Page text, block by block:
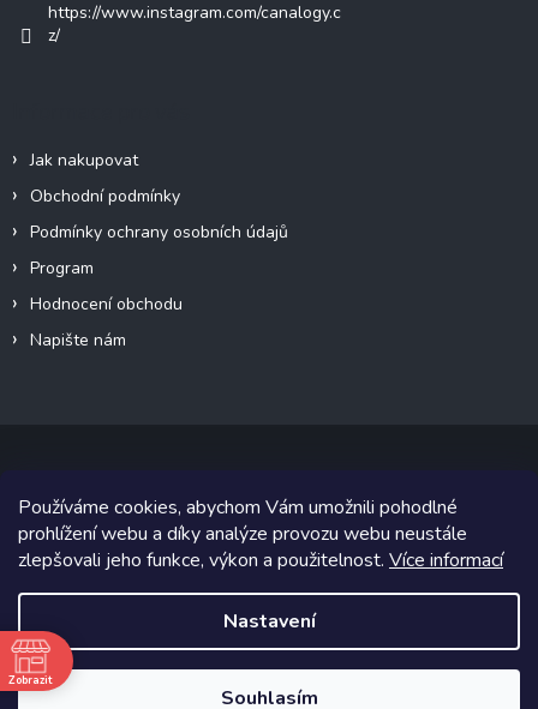
Používáme cookies, abychom Vám umožnili pohodlné
prohlížení webu a díky analýze provozu webu neustále
zlepšovali jeho funkce, výkon a použitelnost. Více informací
Nastavení
Souhlasím
https://www.instagram.com/canalogy.c
z/
Jak nakupovat
Obchodní podmínky
Podmínky ochrany osobních údajů
Program
Hodnocení obchodu
Napište nám
Copyright 2026Canalogy.cz. Všechna práva vyhrazena.
Grafický návrh vytvořil a na Shoptet implementoval Tomáš Hlad
Shoptetak.cz.
Zobrazit